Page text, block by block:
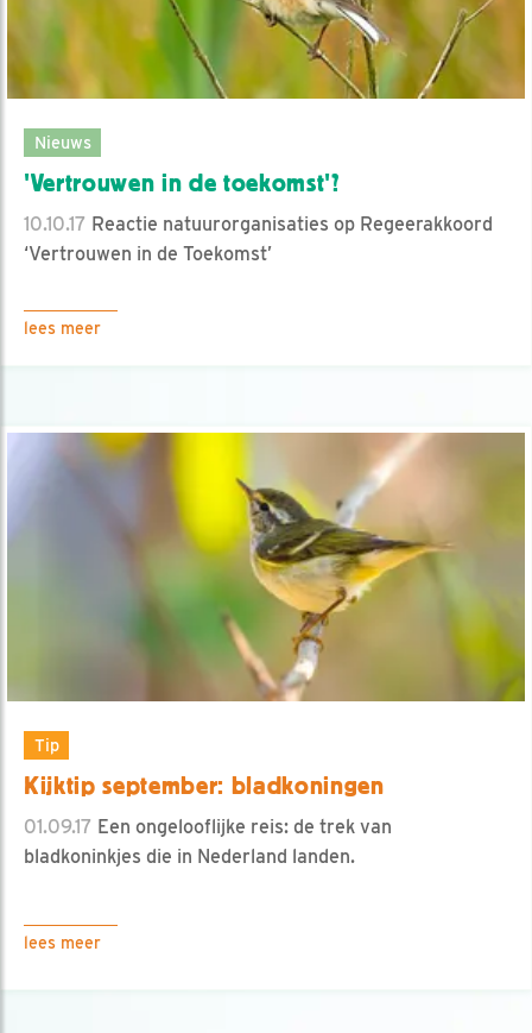
Nieuws
'Vertrouwen in de toekomst'?
10.10.17 Reactie natuurorganisaties op Regeerakkoord
‘Vertrouwen in de Toekomst’
lees meer
Tip
Kijktip september: bladkoningen
01.09.17 Een ongelooflijke reis: de trek van
bladkoninkjes die in Nederland landen.
lees meer